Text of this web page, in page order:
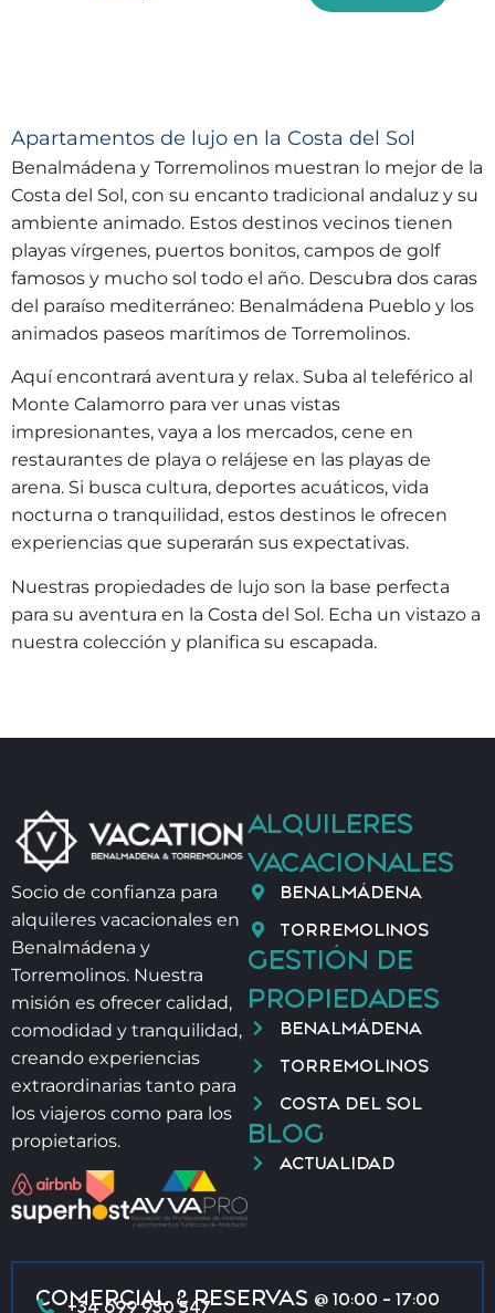
Apartamentos de lujo en la Costa del Sol
Benalmádena y Torremolinos muestran lo mejor de la
Costa del Sol, con su encanto tradicional andaluz y su
ambiente animado. Estos destinos vecinos tienen
playas vírgenes, puertos bonitos, campos de golf
famosos y mucho sol todo el año. Descubra dos caras
del paraíso mediterráneo: Benalmádena Pueblo y los
animados paseos marítimos de Torremolinos.
Aquí encontrará aventura y relax. Suba al teleférico al
Monte Calamorro para ver unas vistas
impresionantes, vaya a los mercados, cene en
restaurantes de playa o relájese en las playas de
arena. Si busca cultura, deportes acuáticos, vida
nocturna o tranquilidad, estos destinos le ofrecen
experiencias que superarán sus expectativas.
Nuestras propiedades de lujo son la base perfecta
para su aventura en la Costa del Sol. Echa un vistazo a
nuestra colección y planifica su escapada.
Socio de confianza para
alquileres vacacionales en
Benalmádena y
Torremolinos. Nuestra
misión es ofrecer calidad,
comodidad y tranquilidad,
creando experiencias
extraordinarias tanto para
los viajeros como para los
propietarios.
ALQUILERES
VACACIONALES
BENALMÁDENA
TORREMOLINOS
GESTIÓN DE
PROPIEDADES
BENALMÁDENA
TORREMOLINOS
COSTA DEL SOL
BLOG
ACTUALIDAD
COMERCIAL & RESERVAS @ 10:00 - 17:00
+34 699 930 547